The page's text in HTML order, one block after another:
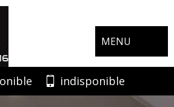
MENU
indisponible